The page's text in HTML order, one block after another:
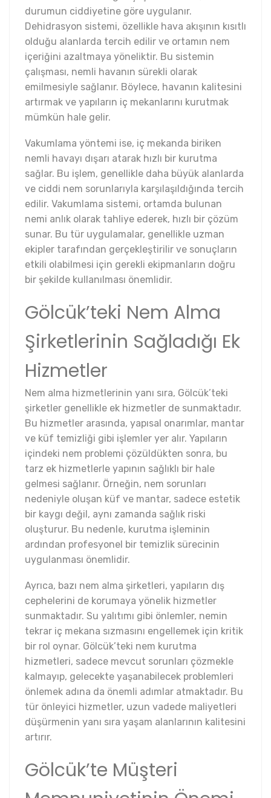
durumun ciddiyetine göre uygulanır.
Dehidrasyon sistemi, özellikle hava akışının kısıtlı
olduğu alanlarda tercih edilir ve ortamın nem
içeriğini azaltmaya yöneliktir. Bu sistemin
çalışması, nemli havanın sürekli olarak
emilmesiyle sağlanır. Böylece, havanın kalitesini
artırmak ve yapıların iç mekanlarını kurutmak
mümkün hale gelir.
Vakumlama yöntemi ise, iç mekanda biriken
nemli havayı dışarı atarak hızlı bir kurutma
sağlar. Bu işlem, genellikle daha büyük alanlarda
ve ciddi nem sorunlarıyla karşılaşıldığında tercih
edilir. Vakumlama sistemi, ortamda bulunan
nemi anlık olarak tahliye ederek, hızlı bir çözüm
sunar. Bu tür uygulamalar, genellikle uzman
ekipler tarafından gerçekleştirilir ve sonuçların
etkili olabilmesi için gerekli ekipmanların doğru
bir şekilde kullanılması önemlidir.
Gölcük’teki Nem Alma
Şirketlerinin Sağladığı Ek
Hizmetler
Nem alma hizmetlerinin yanı sıra, Gölcük’teki
şirketler genellikle ek hizmetler de sunmaktadır.
Bu hizmetler arasında, yapısal onarımlar, mantar
ve küf temizliği gibi işlemler yer alır. Yapıların
içindeki nem problemi çözüldükten sonra, bu
tarz ek hizmetlerle yapının sağlıklı bir hale
gelmesi sağlanır. Örneğin, nem sorunları
nedeniyle oluşan küf ve mantar, sadece estetik
bir kaygı değil, aynı zamanda sağlık riski
oluşturur. Bu nedenle, kurutma işleminin
ardından profesyonel bir temizlik sürecinin
uygulanması önemlidir.
Ayrıca, bazı nem alma şirketleri, yapıların dış
cephelerini de korumaya yönelik hizmetler
sunmaktadır. Su yalıtımı gibi önlemler, nemin
tekrar iç mekana sızmasını engellemek için kritik
bir rol oynar. Gölcük’teki nem kurutma
hizmetleri, sadece mevcut sorunları çözmekle
kalmayıp, gelecekte yaşanabilecek problemleri
önlemek adına da önemli adımlar atmaktadır. Bu
tür önleyici hizmetler, uzun vadede maliyetleri
düşürmenin yanı sıra yaşam alanlarının kalitesini
artırır.
Gölcük’te Müşteri